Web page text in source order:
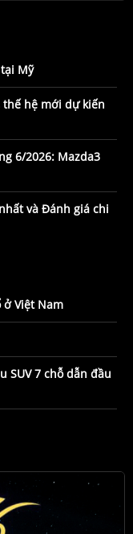
Mỹ
thế hệ mới dự kiến
6/2026: Mazda3
và Đánh giá chi
Việt Nam
SUV 7 chỗ dẫn đầu